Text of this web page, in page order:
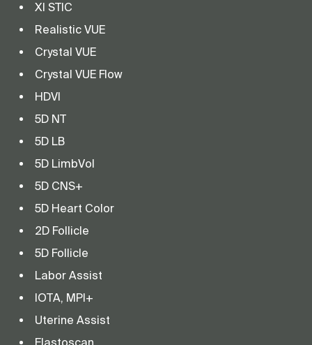
XI STIC
Realistic VUE
Crystal VUE
Crystal VUE Flow
HDVI
5D NT
5D LB
5D LimbVol
5D CNS+
5D Heart Color
2D Follicle
5D Follicle
Labor Assist
IOTA, MPI+
Uterine Assist
Elastoscan